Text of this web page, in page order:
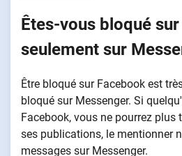
Êtes-vous bloqué
seulement sur
Être bloqué sur Facebook est
bloqué sur Messenger. Si
Facebook, vous ne pourrez plus
ses publications, le mentionner
messages sur Messenger.